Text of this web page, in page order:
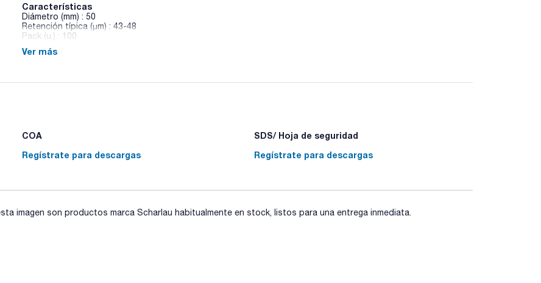
Características
Diámetro (mm) : 50
Retención típica (µm) : 43-48
Pack (u.) : 100
Papeles de filtro para análisis de rutina, donde prima la rapidez y la economía.
Ver más
COA
Regístrate para descargas
SDS/ Hoja de seguridad
Regístrate para descargas
imagen son productos marca Scharlau habitualmente en stock, listos para una entrega inmediata.